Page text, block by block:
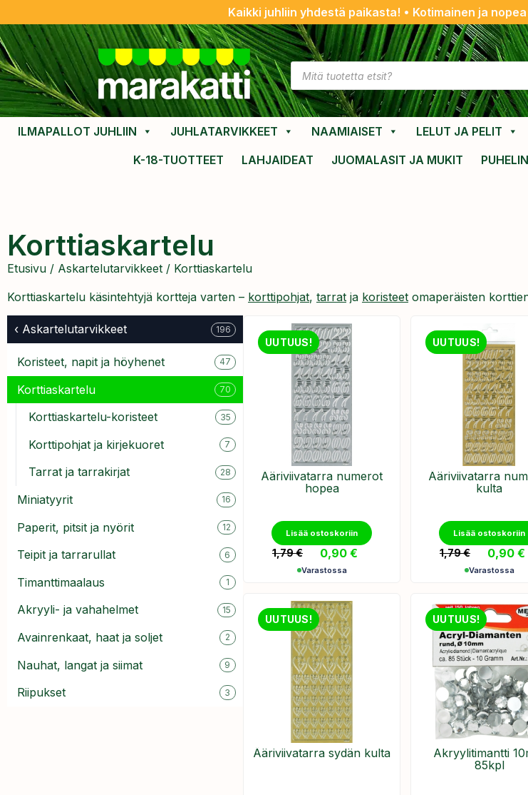
Kaikki juhliin yhdestä paikasta! • Kotimainen ja
ILMAPALLOT JUHLIIN JUHLATARVIKKEET NAAMIAISET LELUT JA PELIT
K-18-TUOTTEET
LAHJAIDEAT JUOMALASIT JA MUKIT
Korttiaskartelu
Etusivu / Askartelutarvikkeet / Korttiaskartelu
Korttiaskartelu käsintehtyjä kortteja varten – korttipohjat, tarrat ja koristeet omaperäisten
‹ Askartelutarvikkeet 196
Koristeet, napit ja höyhenet 47
Korttiaskartelu 70
Korttiaskartelu-koristeet 35
Korttipohjat ja kirjekuoret 7
Tarrat ja tarrakirjat 28
Miniatyyrit 16
Paperit, pitsit ja nyörit 12
Teipit ja tarrarullat 6
Timanttimaalaus 1
Akryyli- ja vahahelmet 15
Avainrenkaat, haat ja soljet 2
Nauhat, langat ja siimat 9
Riipukset 3
UUTUUS!
Ääriviivatarra numerot
hopea
Lisää ostoskoriin
1,79€ 0,90 €
Varastossa
UUTUUS!
Ääriviivatarra
kulta
Lisää ostoskoriin
1,79€ 0,90 €
Varastossa
UUTUUS!
Ääriviivatarra sydän kulta
UUTUUS!
Akryylitimantti
85kpl